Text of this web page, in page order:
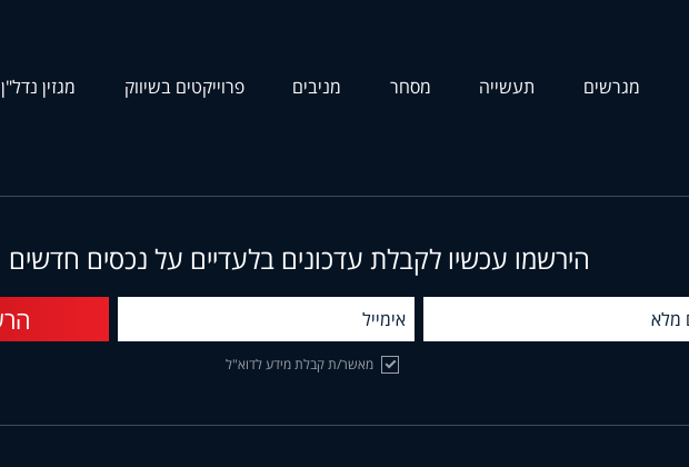
מגרשים תעשייה מסחר מניבים פרוייקטים בשיווק מגזין נדל"ן
הירשמו עכשיו לקבלת עדכונים בלעדיים על נכסים חדשים
מאשר/ת קבלת מידע לדוא"ל